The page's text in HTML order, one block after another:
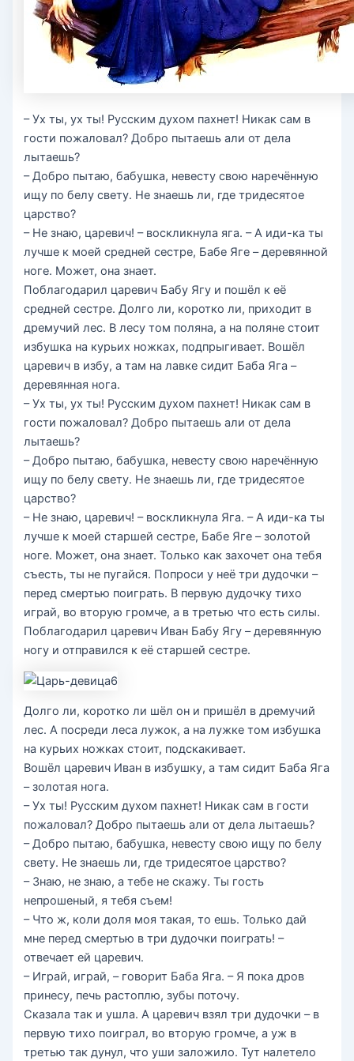
– Ух ты, ух ты! Русским духом пахнет! Никак сам в
гости пожаловал? Добро пытаешь али от дела
лытаешь?
– Добро пытаю, бабушка, невесту свою наречённую
ищу по белу свету. Не знаешь ли, где тридесятое
царство?
– Не знаю, царевич! – воскликнула яга. – А иди-ка ты
лучше к моей средней сестре, Бабе Яге – деревянной
ноге. Может, она знает.
Поблагодарил царевич Бабу Ягу и пошёл к её
средней сестре. Долго ли, коротко ли, приходит в
дремучий лес. В лесу том поляна, а на поляне стоит
избушка на курьих ножках, подпрыгивает. Вошёл
царевич в избу, а там на лавке сидит Баба Яга –
деревянная нога.
– Ух ты, ух ты! Русским духом пахнет! Никак сам в
гости пожаловал? Добро пытаешь али от дела
лытаешь?
– Добро пытаю, бабушка, невесту свою наречённую
ищу по белу свету. Не знаешь ли, где тридесятое
царство?
– Не знаю, царевич! – воскликнула Яга. – А иди-ка ты
лучше к моей старшей сестре, Бабе Яге – золотой
ноге. Может, она знает. Только как захочет она тебя
съесть, ты не пугайся. Попроси у неё три дудочки –
перед смертью поиграть. В первую дудочку тихо
играй, во вторую громче, а в третью что есть силы.
Поблагодарил царевич Иван Бабу Ягу – деревянную
ногу и отправился к её старшей сестре.
Долго ли, коротко ли шёл он и пришёл в дремучий
лес. А посреди леса лужок, а на лужке том избушка
на курьих ножках стоит, подскакивает.
Вошёл царевич Иван в избушку, а там сидит Баба Яга
– золотая нога.
– Ух ты! Русским духом пахнет! Никак сам в гости
пожаловал? Добро пытаешь али от дела лытаешь?
– Добро пытаю, бабушка, невесту свою ищу по белу
свету. Не знаешь ли, где тридесятое царство?
– Знаю, не знаю, а тебе не скажу. Ты гость
непрошеный, я тебя съем!
– Что ж, коли доля моя такая, то ешь. Только дай
мне перед смертью в три дудочки поиграть! –
отвечает ей царевич.
– Играй, играй, – говорит Баба Яга. – Я пока дров
принесу, печь растоплю, зубы поточу.
Сказала так и ушла. А царевич взял три дудочки – в
первую тихо поиграл, во вторую громче, а уж в
третью так дунул, что уши заложило. Тут налетело